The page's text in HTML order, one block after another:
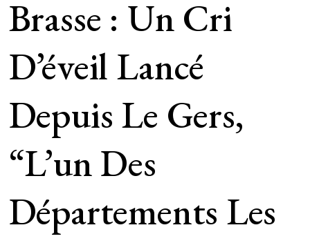
Brasse : Un Cri
D’éveil Lancé
Depuis Le Gers,
“l’un Des
Départements Les